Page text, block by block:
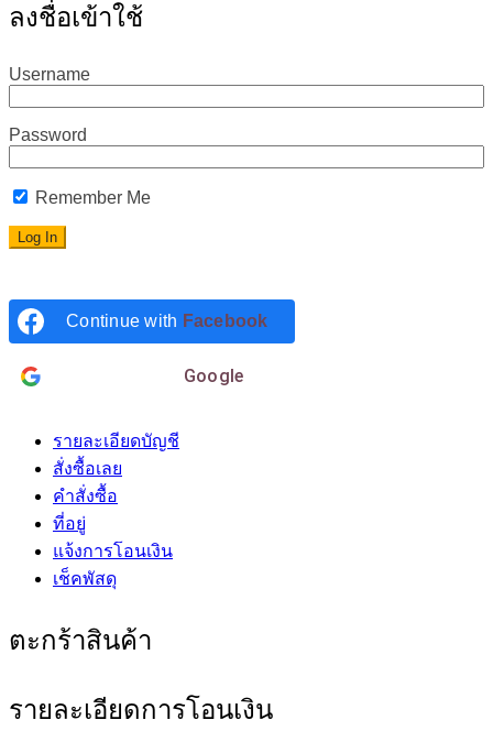
ลงชื่อเข้าใช้
Username
Password
Remember Me
Continue with Facebook
Google
รายละเอียดบัญชี
สั่งซื้อเลย
คำสั่งซื้อ
ที่อยู่
แจ้งการโอนเงิน
เช็คพัสดุ
ตะกร้าสินค้า
รายละเอียดการโอนเงิน